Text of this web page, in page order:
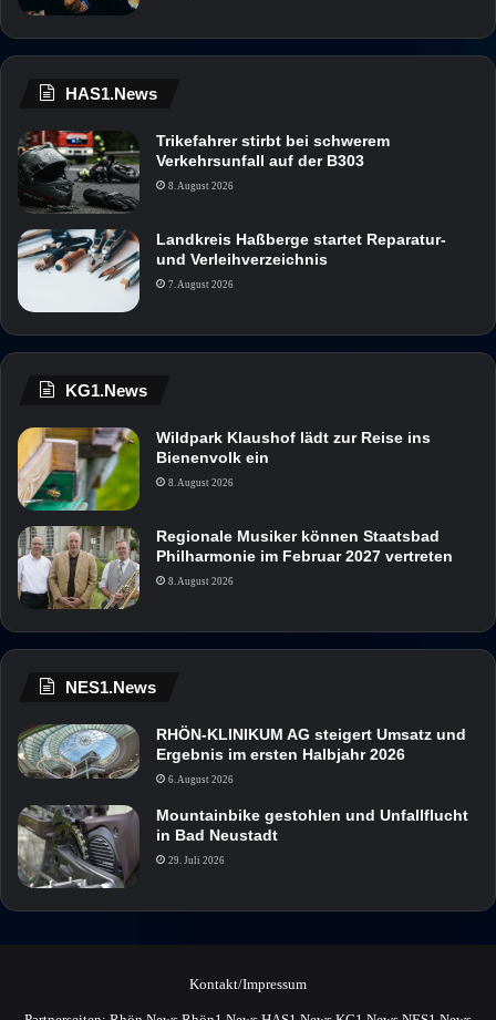
HAS1.News
Trikefahrer stirbt bei schwerem
Verkehrsunfall auf der B303
8. August 2026
Landkreis Haßberge startet Reparatur-
und Verleihverzeichnis
7. August 2026
KG1.News
Wildpark Klaushof lädt zur Reise ins
Bienenvolk ein
8. August 2026
Regionale Musiker können Staatsbad
Philharmonie im Februar 2027 vertreten
8. August 2026
NES1.News
RHÖN-KLINIKUM AG steigert Umsatz und
Ergebnis im ersten Halbjahr 2026
6. August 2026
Mountainbike gestohlen und Unfallflucht
in Bad Neustadt
29. Juli 2026
Kontakt/Impressum